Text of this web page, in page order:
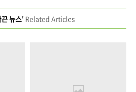
뉴스'Related Articles